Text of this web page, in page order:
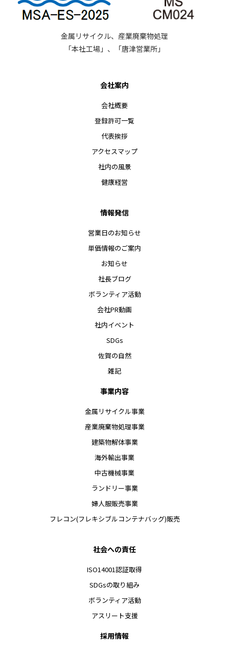
金属リサイクル、産業廃棄物処理
「本社工場」、「唐津営業所」
会社案内
会社概要
登録許可一覧
代表挨拶
アクセスマップ
社内の風景
健康経営
情報発信
営業日のお知らせ
単価情報のご案内
お知らせ
社長ブログ
ボランティア活動
会社PR動画
社内イベント
SDGs
佐賀の自然
雑記
事業内容
金属リサイクル事業
産業廃棄物処理事業
建築物解体事業
海外輸出事業
中古機械事業
ランドリー事業
婦人服販売事業
フレコン(フレキシブルコンテナバッグ)販売
社会への責任
ISO14001認証取得
SDGsの取り組み
ボランティア活動
アスリート支援
採用情報